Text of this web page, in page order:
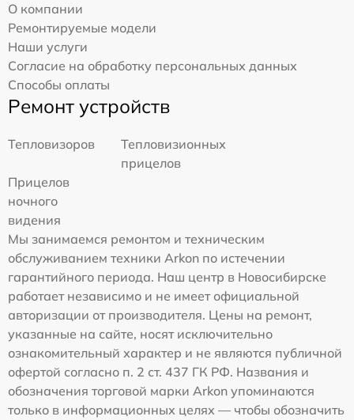
О компании
Ремонтируемые модели
Наши услуги
Согласие на обработку персональных данных
Способы оплаты
Ремонт устройств
Тепловизоров
Тепловизионных
прицелов
Прицелов
ночного
видения
Мы занимаемся ремонтом и техническим
обслуживанием техники Arkon по истечении
гарантийного периода. Наш центр в Новосибирске
работает независимо и не имеет официальной
авторизации от производителя. Цены на ремонт,
указанные на сайте, носят исключительно
ознакомительный характер и не являются публичной
офертой согласно п. 2 ст. 437 ГК РФ. Названия и
обозначения торговой марки Arkon упоминаются
только в информационных целях — чтобы обозначить